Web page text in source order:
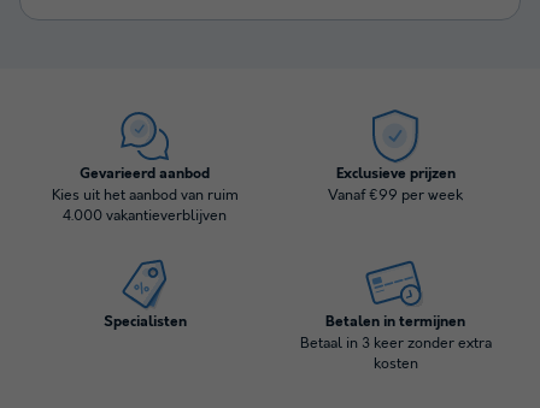
Gevarieerd aanbod
Kies uit het aanbod van ruim
4.000 vakantieverblijven
Exclusieve prijzen
Vanaf €99 per week
Specialisten Betalen in termijnen
Betaal in 3 keer zonder extra
kosten